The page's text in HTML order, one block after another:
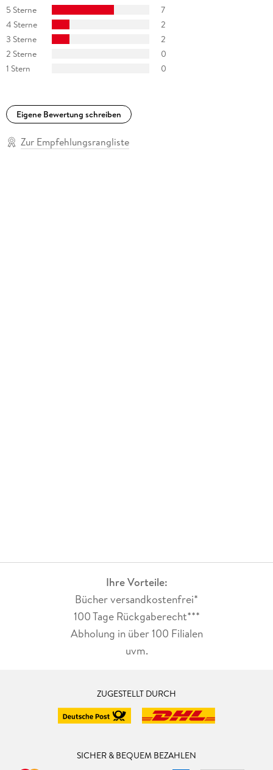
5 Sterne
7
4 Sterne
2
3 Sterne
2
2 Sterne
0
1 Stern
0
Eigene Bewertung schreiben
Zur Empfehlungsrangliste
Ihre Vorteile:
Bücher versandkostenfrei*
100 Tage Rückgaberecht***
Abholung in über 100 Filialen
uvm.
ZUGESTELLT DURCH
SICHER & BEQUEM BEZAHLEN